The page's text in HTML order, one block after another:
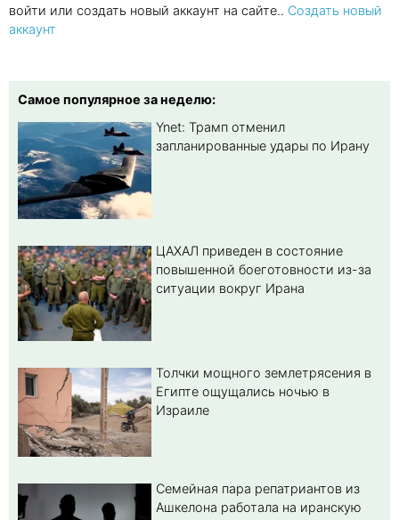
войти или создать новый аккаунт на сайте.. Создать новый
аккаунт
Самое популярное за неделю:
Ynet: Трамп отменил
запланированные удары по Ирану
ЦАХАЛ приведен в состояние
повышенной боеготовности из-за
ситуации вокруг Ирана
Толчки мощного землетрясения в
Египте ощущались ночью в
Израиле
Семейная пара репатриантов из
Ашкелона работала на иранскую